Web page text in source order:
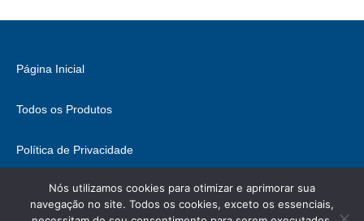
Página Inicial
Todos os Produtos
Política de Privacidade
Fale Conosco
Nós utilizamos cookies para otimizar e aprimorar sua
navegação no site. Todos os cookies, exceto os essenciais,